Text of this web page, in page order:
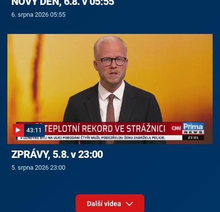
6. srpna 2026 05:55
43:11
ZPRÁVY, 5.8. v 23:00
5. srpna 2026 23:00
Další videa